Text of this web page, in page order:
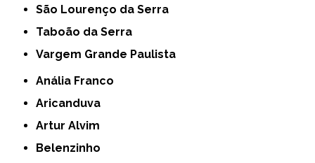
São Lourenço da Serra
Taboão da Serra
Vargem Grande Paulista
Anália Franco
Aricanduva
Artur Alvim
Belenzinho